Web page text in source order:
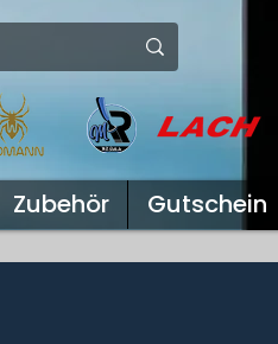
Zubehör Gutschein